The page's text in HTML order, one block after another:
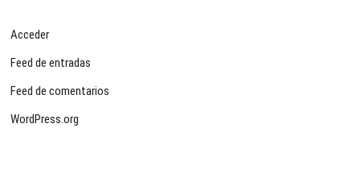
Acceder
Feed de entradas
Feed de comentarios
WordPress.org